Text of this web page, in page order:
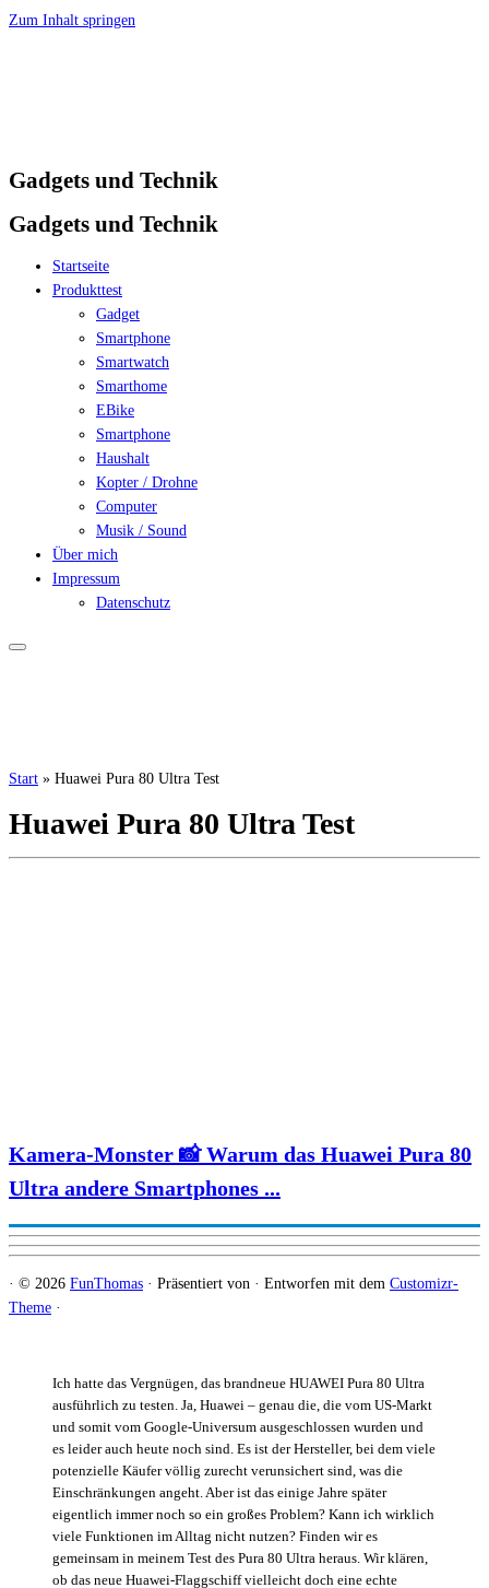
Zum Inhalt springen
Gadgets und Technik
Gadgets und Technik
Startseite
Produkttest
Gadget
Smartphone
Smartwatch
Smarthome
EBike
Smartphone
Haushalt
Kopter / Drohne
Computer
Musik / Sound
Über mich
Impressum
Datenschutz
Start » Huawei Pura 80 Ultra Test
Huawei Pura 80 Ultra Test
Ich hatte das Vergnügen, das brandneue HUAWEI Pura 80 Ultra
ausführlich zu testen. Ja, Huawei – genau die, die vom US-Markt
und somit vom Google-Universum ausgeschlossen wurden und
es leider auch heute noch sind. Es ist der Hersteller, bei dem viele
potenzielle Käufer völlig zurecht verunsichert sind, was die
Einschränkungen angeht. Aber ist das einige Jahre später
eigentlich immer noch so ein großes Problem? Kann ich wirklich
viele Funktionen im Alltag nicht nutzen? Finden wir es
gemeinsam in meinem Test des Pura 80 Ultra heraus. Wir klären,
ob das neue Huawei-Flaggschiff vielleicht doch eine echte
Kamera-Monster 📸 Warum das Huawei Pura 80
Ultra andere Smartphones ...
· © 2026 FunThomas · Präsentiert von · Entworfen mit dem Customizr-
Theme ·